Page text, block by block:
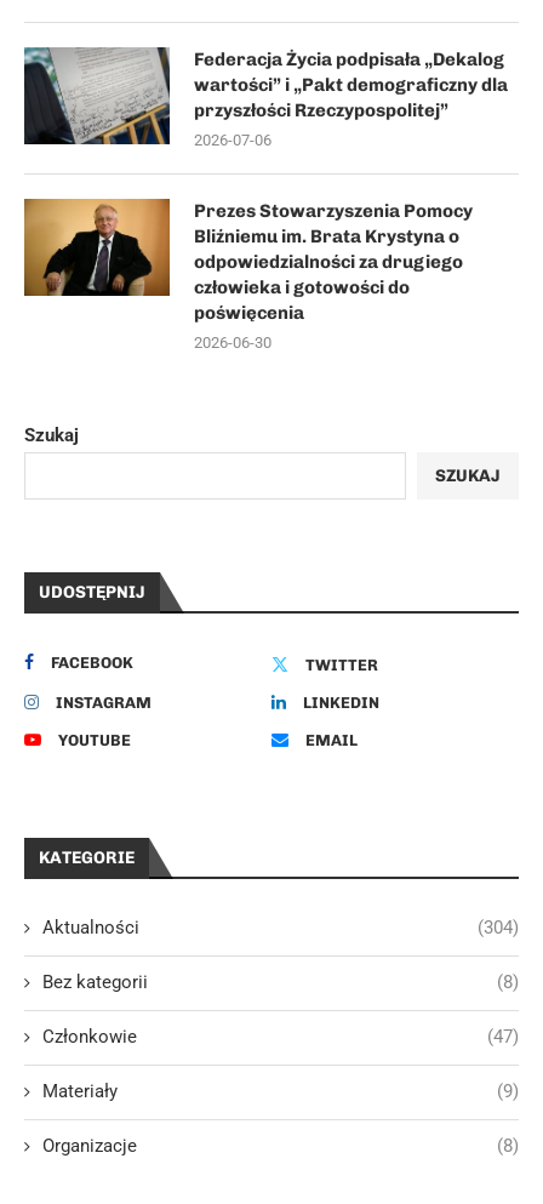
Federacja Życia podpisała „Dekalog
wartości” i „Pakt demograficzny dla
przyszłości Rzeczypospolitej”
2026-07-06
Prezes Stowarzyszenia Pomocy
Bliźniemu im. Brata Krystyna o
odpowiedzialności za drugiego
człowieka i gotowości do
poświęcenia
2026-06-30
Szukaj
SZUKAJ
UDOSTĘPNIJ
FACEBOOK TWITTER
INSTAGRAM LINKEDIN
YOUTUBE EMAIL
KATEGORIE
Aktualności (304)
Bez kategorii (8)
Członkowie (47)
Materiały (9)
Organizacje (8)